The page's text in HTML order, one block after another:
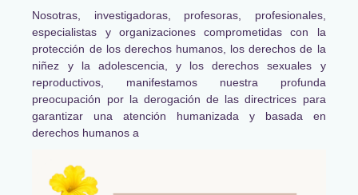
Nosotras, investigadoras, profesoras, profesionales,
especialistas y organizaciones comprometidas con la
protección de los derechos humanos, los derechos de la
niñez y la adolescencia, y los derechos sexuales y
reproductivos, manifestamos nuestra profunda
preocupación por la derogación de las directrices para
garantizar una atención humanizada y basada en
derechos humanos a